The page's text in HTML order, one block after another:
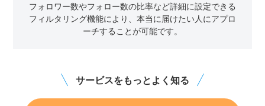
フォロワー数やフォロー数の比率など詳細に設定できる
フィルタリング機能により、本当に届けたい人にアプロ
ーチすることが可能です。
サービスをもっとよく知る